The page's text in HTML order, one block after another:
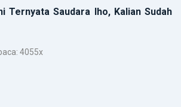
Ternyata Saudara lho, Kalian Sudah
4055x